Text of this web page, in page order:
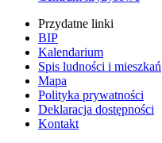
Przydatne linki
BIP
Kalendarium
Spis ludności i mieszkań
Mapa
Polityka prywatności
Deklaracja dostępności
Kontakt